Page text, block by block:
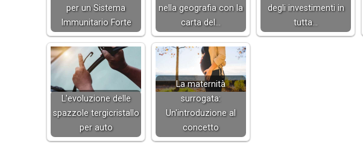
per un Sistema
Immunitario Forte
nella geografia con la
carta del…
degli investimenti in
tutta…
L'evoluzione delle
spazzole tergicristallo
per auto
La maternità
surrogata:
Un'introduzione al
concetto